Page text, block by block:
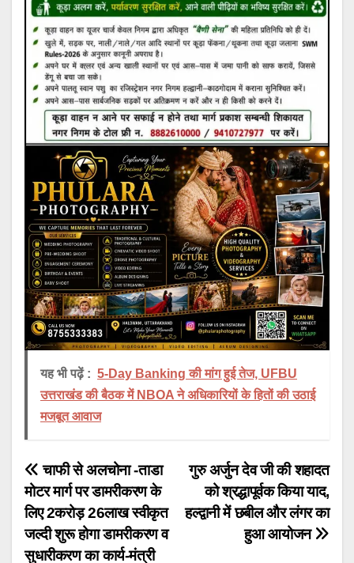
यह भी पढ़ें : 5-Day Banking की मांग हुई तेज, UFBU
उत्तराखंड की बैठक में NBOA ने अधिकारियों के हितों की उठाई
मजबूत आवाज
Post
navigation
गुरु अर्जुन देव जी की शहादत
को श्रद्धापूर्वक किया याद,
हल्द्वानी में छबील और लंगर का
हुआ आयोजन
चाफी से अलचोना -ताडा
मोटर मार्ग पर डामरीकरण के
लिए 2करोड़ 26लाख स्वीकृत
जल्दी शुरू होगा डामरीकरण व
सुधारीकरण का कार्य-मंत्री